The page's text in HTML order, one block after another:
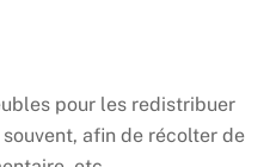
pour les redistribuer
afin de récolter de